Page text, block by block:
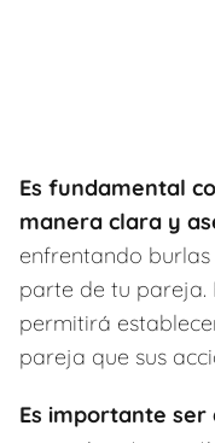
Es fundamental
manera clara y
enfrentando
parte de tu pareja.
permitirá
pareja que sus
Es importante